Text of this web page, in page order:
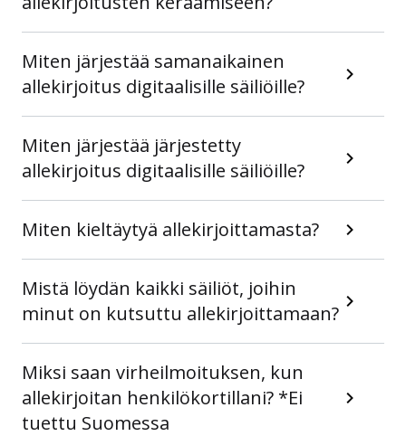
Miten järjestää samanaikainen
allekirjoitus digitaalisille säiliöille?
Miten järjestää järjestetty
allekirjoitus digitaalisille säiliöille?
Miten kieltäytyä allekirjoittamasta?
Mistä löydän kaikki säiliöt, joihin
minut on kutsuttu allekirjoittamaan?
Miksi saan virheilmoituksen, kun
allekirjoitan henkilökortillani? *Ei
tuettu Suomessa